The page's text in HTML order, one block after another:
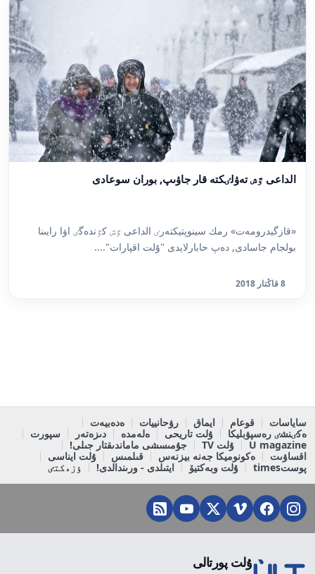
الداعى ٷش تەۋلٸكتە قار جاۋىپ, بوران سوعادى
«قازگيدرومەت» رمك سينوپتيكتەرٸ الداعى ٷش كٷندەگٸ اۋا رايىنا
بولجام جاسادى, دەپ حابارلايدى "ۇلت اقپارات"....
8 قاڭتار 2018
ساياسات قوعام ايماق رۋحانييات
ەدەبيەت
ەكٸنشٸ رەسپۋبليكا
ۇلت تاريحى ەلەمدە دىزەتەر
سپورت
U magazine
ۇلت TV
جۇمىسشى ماماندىقتار جىلى!
اقساۋىت
ەكونوميكا جەنە بيزنەس قىلمىس
ۇلت ايناسى
پوستtimes
ۇلت وبەكتيۆ ايتىلدى - ورىندالدى! ٶزەكتٸ
ۇلت پورتالى